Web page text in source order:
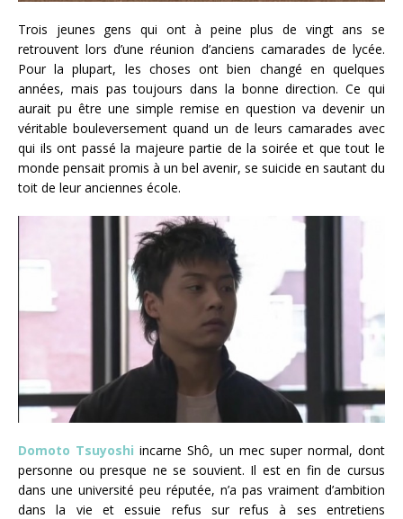
Trois jeunes gens qui ont à peine plus de vingt ans se
retrouvent lors d’une réunion d’anciens camarades de lycée.
Pour la plupart, les choses ont bien changé en quelques
années, mais pas toujours dans la bonne direction. Ce qui
aurait pu être une simple remise en question va devenir un
véritable bouleversement quand un de leurs camarades avec
qui ils ont passé la majeure partie de la soirée et que tout le
monde pensait promis à un bel avenir, se suicide en sautant du
toit de leur anciennes école.
Domoto Tsuyoshi incarne Shô, un mec super normal, dont
personne ou presque ne se souvient. Il est en fin de cursus
dans une université peu réputée, n’a pas vraiment d’ambition
dans la vie et essuie refus sur refus à ses entretiens